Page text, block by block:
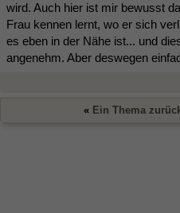
wird. Auch hier ist mir bewusst
Frau kennen lernt, wo er sich
es eben in der Nähe ist... und
angenehm. Aber deswegen
« Ein Thema